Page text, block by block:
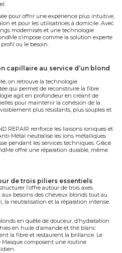
pour offrir une expérience plus intuitive,
et pour les utilisatrices à domicile. Avec
modernisés et une technologie
s’impose comme la solution experte
ou le besoin.
on retrouve la technologie
qui permet de reconstruire la fibre
agit en profondeur en créant de
pour maintenir la cohésion de la
plus résistants, plus souples et
REPAIR renforce les liaisons ioniques et
Métal neutralise les ions métalliques
pendant les services techniques. Grâce
offre une réparation durable, même
de trois piliers essentiels
l’offre autour de trois axes
besoins des cheveux blonds tout au
, la neutralisation et la réparation intense.
en quête de douceur, d’hydratation
en huile d’amande et thé blanc
la fibre et restaurent la brillance. Le
composent une routine